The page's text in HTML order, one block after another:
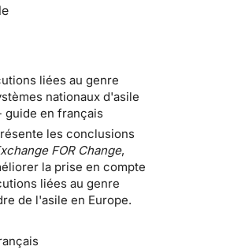
liées au genre
nationaux d'asile
guide en français
les conclusions
FOR Change,
la prise en compte
liées au genre
de l'asile en Europe.